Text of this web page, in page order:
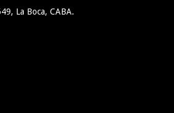
La Boca, CABA.